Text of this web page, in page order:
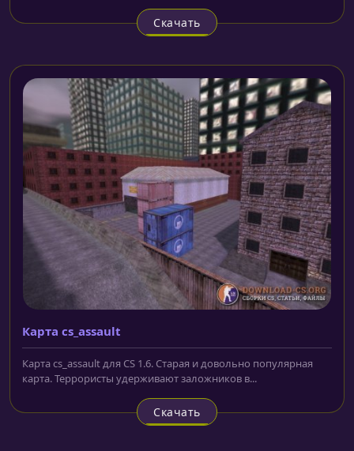
Скачать
Карта cs_assault
Карта cs_assault для CS 1.6. Старая и довольно популярная
карта. Террористы удерживают заложников в...
Скачать